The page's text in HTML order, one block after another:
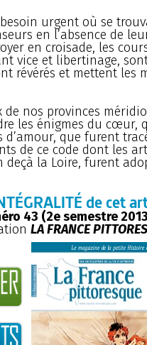
urgent où se
en l’absence de
en croisade, les
vice et libertinage,
révérés et mettent les
de nos provinces
les énigmes du cœur,
d’amour, que furent
de ce code dont les
deçà la Loire, furent
de cet
43 (2e semestre
LA FRANCE